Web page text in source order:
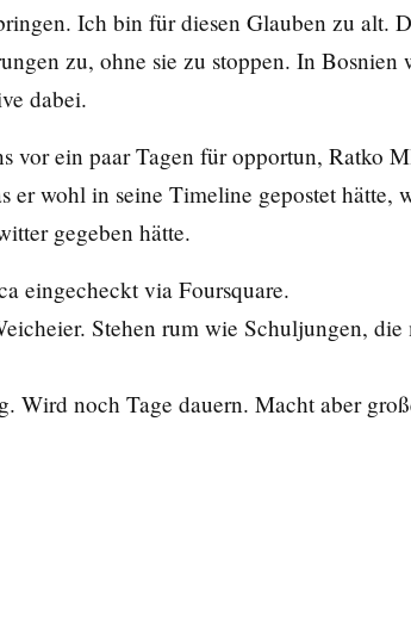
Ich bin für diesen Glauben zu alt.
zu, ohne sie zu stoppen. In Bosnien
dabei.
vor ein paar Tagen für opportun, Ratko
er wohl in seine Timeline gepostet hätte,
gegeben hätte.
eingecheckt via Foursquare.
Stehen rum wie Schuljungen,
Wird noch Tage dauern. Macht aber